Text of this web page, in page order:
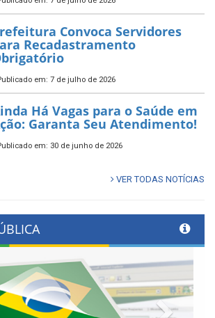
Convoca Servidores
Recadastramento
em: 7 de julho de 2026
Há Vagas para o Saúde em
Garanta Seu Atendimento!
em: 30 de junho de 2026
VER TODAS NOTÍCIAS
Next